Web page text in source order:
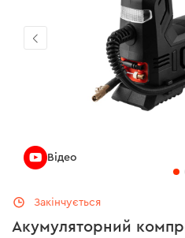
Акумуляторний
Закінчується
Відео